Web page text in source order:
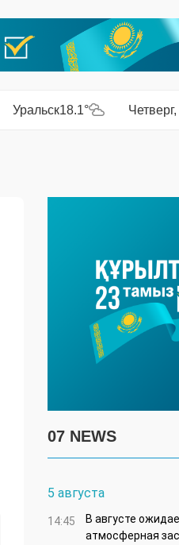
Уральск18.1°
07 NEWS
5 августа
14:45
В августе
атмосферная